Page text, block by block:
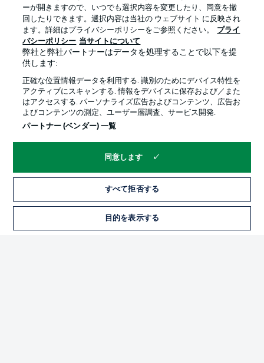
BUNDESLIGA APP
Official Partners
プライバシー・ポリシー 優先設定を管理する
ーが開きますので、いつでも選択内容を変更したり、同意を撤
回したりできます。選択内容は当社の ウェブサイト に反映され
ます。詳細はプライバシーポリシーをご参照ください。
プライ
バシーポリシー 当サイトについて
弊社と弊社パートナーはデータを処理することで以下を提
供します:
正確な位置情報データを利用する. 識別のためにデバイス特性を
アクティブにスキャンする. 情報をデバイスに保存および／また
はアクセスする. パーソナライズ広告およびコンテンツ、広告お
よびコンテンツの測定、ユーザー層調査、サービス開発.
パートナー (ベンダー) 一覧
同意します
すべて拒否する
目的を表示する